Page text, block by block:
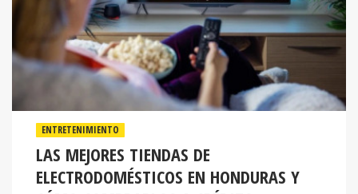
LAS MEJORES TIENDAS DE
ELECTRODOMÉSTICOS EN HONDURAS Y
CÓMO COMPRARLOS A CRÉDITO